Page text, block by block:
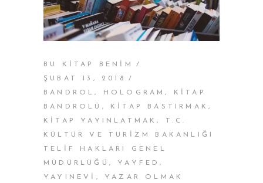
BU KİTAP BENİM
ŞUBAT 13, 2018
BANDROL, HOLOGRAM,
KITAP
BANDROLÜ , KITAP BASTIRMAK,
KITAP YAYINLATMAK, T.C.
KÜLTÜR VE TURIZM BAKANLIĞI
TELIF HAKLARI GENEL
MÜDÜRLÜĞÜ , YAYFED,
YAYINEVI , YAZAR OLMAK